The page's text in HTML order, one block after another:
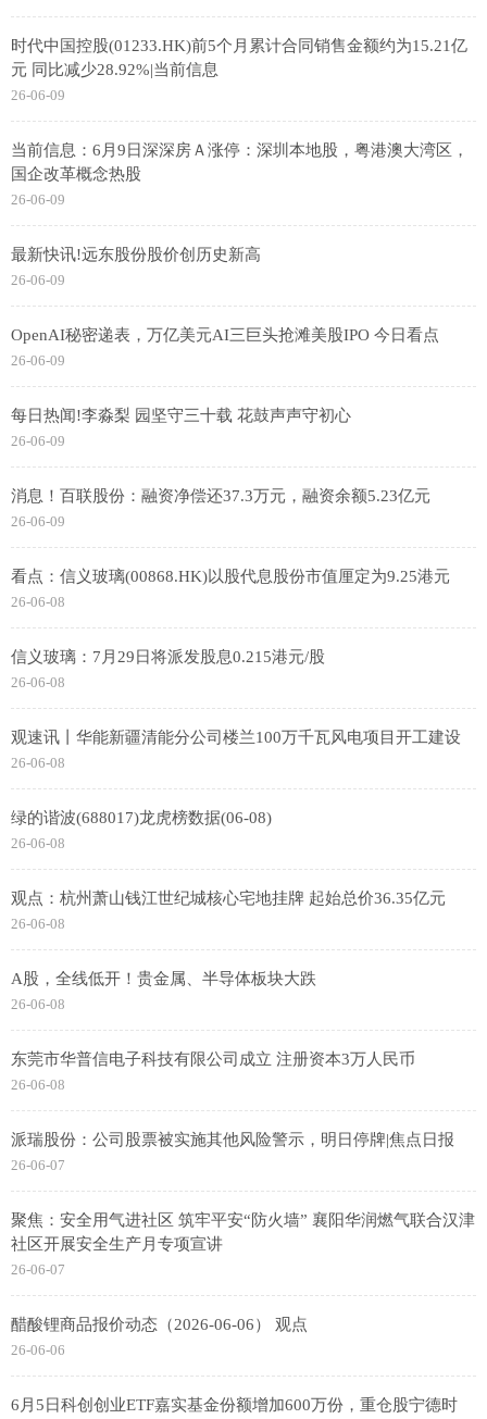
时代中国控股(01233.HK)前5个月累计合同销售金额约为15.21亿
元 同比减少28.92%|当前信息
26-06-09
当前信息：6月9日深深房Ａ涨停：深圳本地股，粤港澳大湾区，
国企改革概念热股
26-06-09
最新快讯!远东股份股价创历史新高
26-06-09
OpenAI秘密递表，万亿美元AI三巨头抢滩美股IPO 今日看点
26-06-09
每日热闻!李淼梨 园坚守三十载 花鼓声声守初心
26-06-09
消息！百联股份：融资净偿还37.3万元，融资余额5.23亿元
26-06-09
看点：信义玻璃(00868.HK)以股代息股份市值厘定为9.25港元
26-06-08
信义玻璃：7月29日将派发股息0.215港元/股
26-06-08
观速讯丨华能新疆清能分公司楼兰100万千瓦风电项目开工建设
26-06-08
绿的谐波(688017)龙虎榜数据(06-08)
26-06-08
观点：杭州萧山钱江世纪城核心宅地挂牌 起始总价36.35亿元
26-06-08
A股，全线低开！贵金属、半导体板块大跌
26-06-08
东莞市华普信电子科技有限公司成立 注册资本3万人民币
26-06-08
派瑞股份：公司股票被实施其他风险警示，明日停牌|焦点日报
26-06-07
聚焦：安全用气进社区 筑牢平安“防火墙” 襄阳华润燃气联合汉津
社区开展安全生产月专项宣讲
26-06-07
醋酸锂商品报价动态（2026-06-06） 观点
26-06-06
6月5日科创创业ETF嘉实基金份额增加600万份，重仓股宁德时